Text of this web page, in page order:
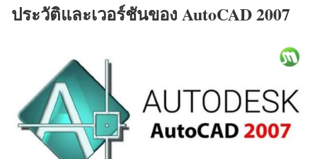
ประวัติและเวอร์ชันของ AutoCAD 2007